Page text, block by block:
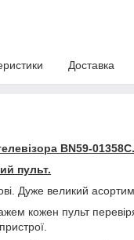
Доставка
BN59-01358C.
пульт.
Дуже великий
кожен пульт